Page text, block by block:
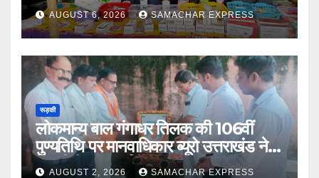
AUGUST 6, 2026 SAMACHAR EXPRESS
रूड़की
लोकमान्य बाल गंगाधर तिलक की 106वीं
पुण्यतिथि पर मानवाधिकार ब्यूरो उत्तराखंड ने दी
भावभीनी श्रद्धांजलि
AUGUST 2, 2026 SAMACHAR EXPRESS